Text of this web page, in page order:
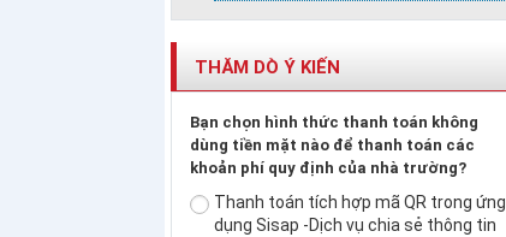
THĂM DÒ Ý KIẾN
Bạn chọn hình thức thanh toán không
dùng tiền mặt nào để thanh toán các
khoản phí quy định của nhà trường?
Thanh toán tích hợp mã QR trong ứng
dụng Sisap -Dịch vụ chia sẻ thông tin